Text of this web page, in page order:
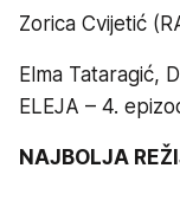
Zorica Cvijetić
Elma Tataragić,
ELEJA – 4.
NAJBOLJA